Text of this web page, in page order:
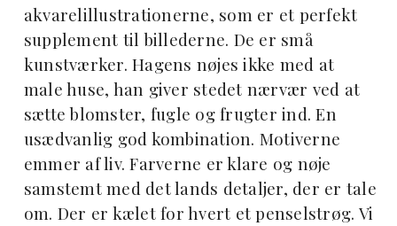
akvarelillustrationerne, som er et perfekt
supplement til billederne. De er små
kunstværker. Hagens nøjes ikke med at
male huse, han giver stedet nærvær ved at
sætte blomster, fugle og frugter ind. En
usædvanlig god kombination. Motiverne
emmer af liv. Farverne er klare og nøje
samstemt med det lands detaljer, der er tale
om. Der er kælet for hvert et penselstrøg. Vi